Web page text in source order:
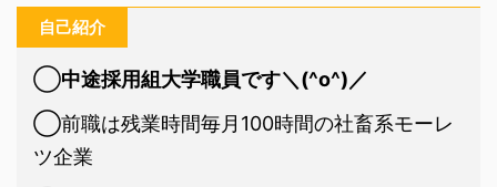
自己紹介
◯中途採用組大学職員です＼(^o^)／
◯前職は残業時間毎月100時間の社畜系モーレ
ツ企業